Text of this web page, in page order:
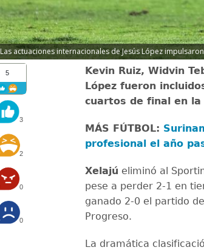
Las actuaciones internacionales de Jesús López
5
3
2
0
0
Kevin Ruiz, Widvin
López fueron
cuartos de final en la
MÁS FÚTBOL:
profesional el año
Xelajú eliminó al
pese a perder 2-1 en
ganado 2-0 el partido
Progreso.
La dramática